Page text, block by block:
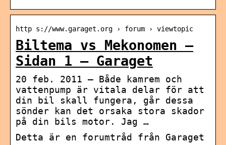
http s://www.garaget.org › forum › viewtopic
Biltema vs Mekonomen –
Sidan 1 – Garaget
20 feb. 2011 — Både kamrem och
vattenpump är vitala delar för att
din bil skall fungera, går dessa
sönder kan det orsaka stora skador
på din bils motor. Jag …
Detta är en forumtråd från Garaget